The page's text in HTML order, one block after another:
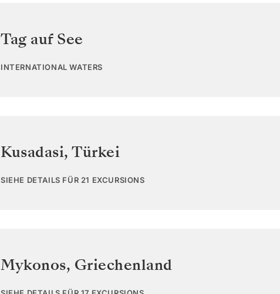
Tag auf See
INTERNATIONAL WATERS
Kusadasi, Türkei
SIEHE DETAILS FÜR 21 EXCURSIONS
Mykonos, Griechenland